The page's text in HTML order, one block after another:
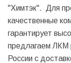
"Химтэк". Для
качественные
гарантирует
предлагаем ЛКМ
России с